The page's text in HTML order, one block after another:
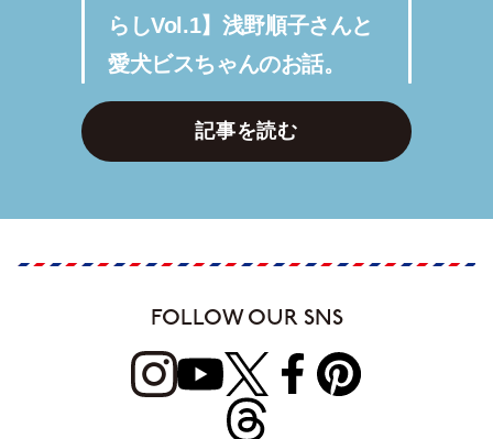
らしVol.1】浅野順子さんと
愛犬ビスちゃんのお話。
記事を読む
FOLLOW OUR SNS